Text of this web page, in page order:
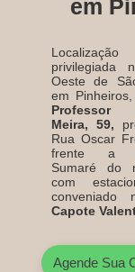
em
Localização
privilegiada
Oeste de
em
Professor
Meira, 59,
Rua Oscar
frente a
Sumaré do
com
conveniado
Capote
Agende Sua